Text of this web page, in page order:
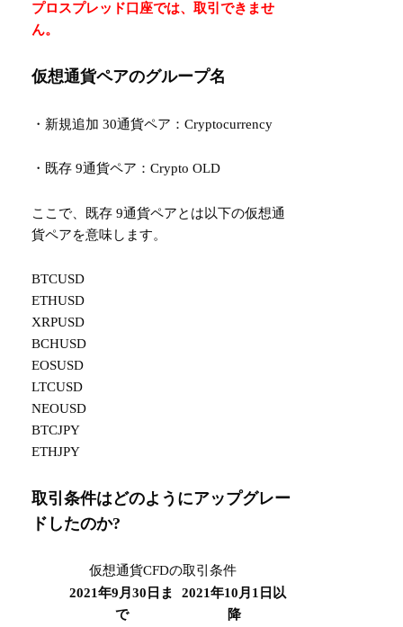
プロスプレッド口座では、取引できませ
ん。
仮想通貨ペアのグループ名
・新規追加 30通貨ペア：Cryptocurrency
・既存 9通貨ペア：Crypto OLD
ここで、既存 9通貨ペアとは以下の仮想通
貨ペアを意味します。
BTCUSD
ETHUSD
XRPUSD
BCHUSD
EOSUSD
LTCUSD
NEOUSD
BTCJPY
ETHJPY
取引条件はどのようにアップグレー
ドしたのか?
仮想通貨CFDの取引条件
2021年9月30日ま
で
2021年10月1日以
降